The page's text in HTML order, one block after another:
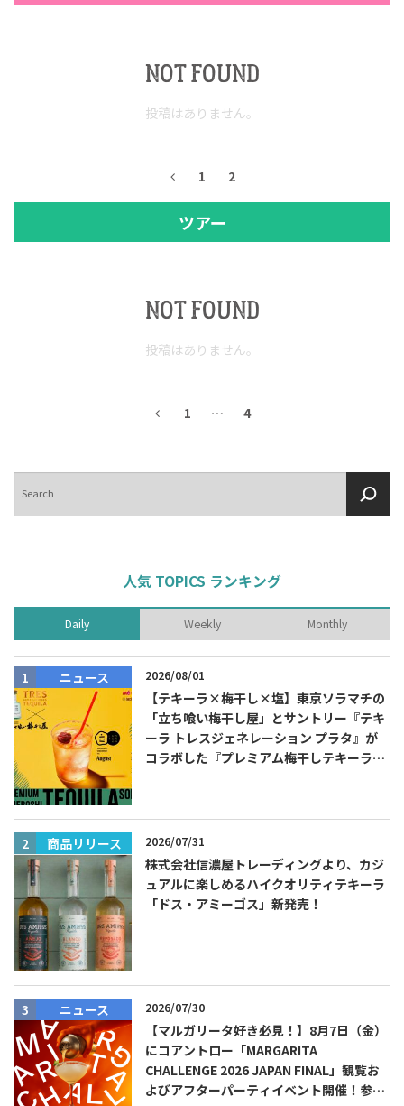
NOT FOUND
投稿はありません。
1 2
ツアー
NOT FOUND
投稿はありません。
1 … 4
索
人気 TOPICS ランキング
Daily Weekly Monthly
ニュース 2026/08/01
【テキーラ×梅干し×塩】東京ソラマチの
「立ち喰い梅干し屋」とサントリー『テキ
ーラ トレスジェネレーション プラタ』が
コラボした『プレミアム梅干しテキーラソ
商品リリース 2026/07/31
株式会社信濃屋トレーディングより、カジ
ュアルに楽しめるハイクオリティテキーラ
「ドス・アミーゴス」新発売！
ニュース 2026/07/30
【マルガリータ好き必見！】8月7日（金）
にコアントロー「MARGARITA
CHALLENGE 2026 JAPAN FINAL」観覧お
よびアフターパーティイベント開催！参加